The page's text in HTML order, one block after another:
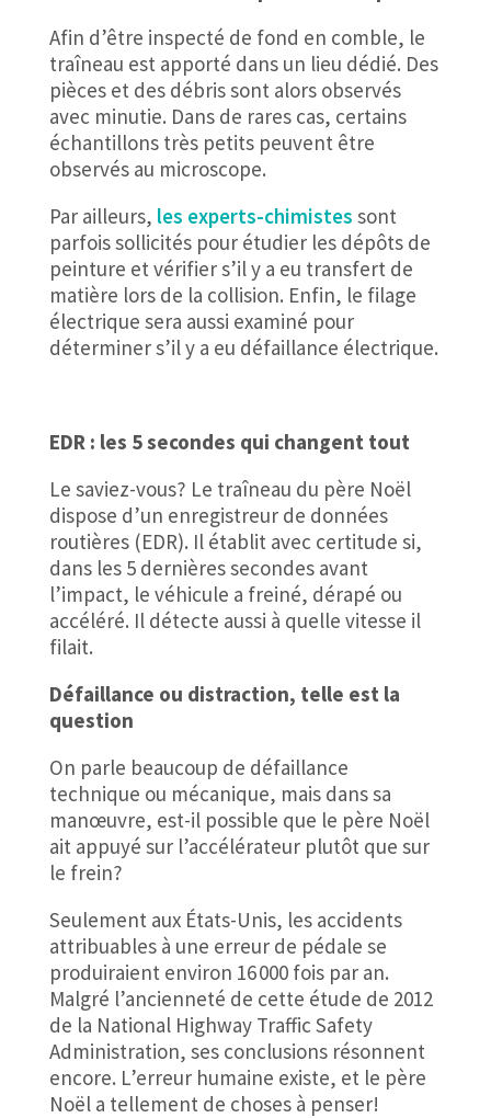
Afin d’être inspecté de fond en comble, le
traîneau est apporté dans un lieu dédié. Des
pièces et des débris sont alors observés
avec minutie. Dans de rares cas, certains
échantillons très petits peuvent être
observés au microscope.
Par ailleurs, les experts-chimistes sont
parfois sollicités pour étudier les dépôts de
peinture et vérifier s’il y a eu transfert de
matière lors de la collision. Enfin, le filage
électrique sera aussi examiné pour
déterminer s’il y a eu défaillance électrique.
EDR : les 5 secondes qui changent tout
Le saviez-vous? Le traîneau du père Noël
dispose d’un enregistreur de données
routières (EDR). Il établit avec certitude si,
dans les 5 dernières secondes avant
l’impact, le véhicule a freiné, dérapé ou
accéléré. Il détecte aussi à quelle vitesse il
filait.
Défaillance ou distraction, telle est la
question
On parle beaucoup de défaillance
technique ou mécanique, mais dans sa
manœuvre, est-il possible que le père Noël
ait appuyé sur l’accélérateur plutôt que sur
le frein?
Seulement aux États-Unis, les accidents
attribuables à une erreur de pédale se
produiraient environ 16 000 fois par an.
Malgré l’ancienneté de cette étude de 2012
de la National Highway Traffic Safety
Administration, ses conclusions résonnent
encore. L’erreur humaine existe, et le père
Noël a tellement de choses à penser!